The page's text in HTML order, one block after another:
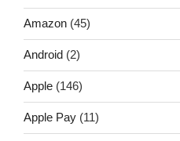
Amazon (45)
Android (2)
Apple (146)
Apple Pay (11)